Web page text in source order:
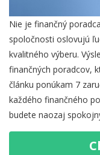
Nie je finančný
spoločnosti oslovujú
kvalitného výberu.
finančných poradcov,
článku ponúkam 7
každého finančného
budete naozaj